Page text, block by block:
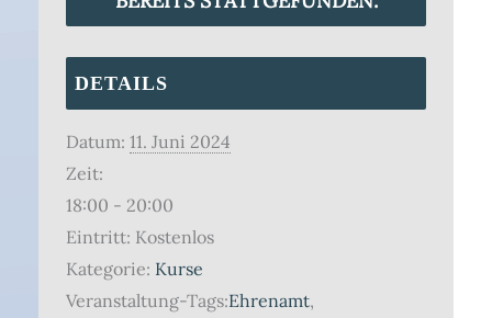
DETAILS
Datum: 11. Juni 2024
Zeit:
18:00 - 20:00
Eintritt: Kostenlos
Kategorie: Kurse
Veranstaltung-Tags:Ehrenamt,